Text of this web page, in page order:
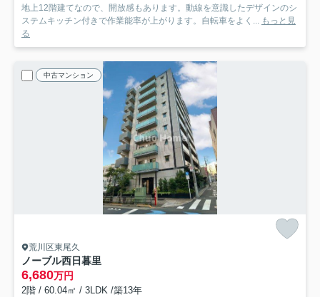
地上12階建てなので、開放感もあります。動線を意識したデザインのシ
ステムキッチン付きで作業能率が上がります。自転車をよく... もっと見
る
中古マンション
荒川区東尾久
ノーブル西日暮里
6,680万円
2階 / 60.04㎡ / 3LDK /築13年